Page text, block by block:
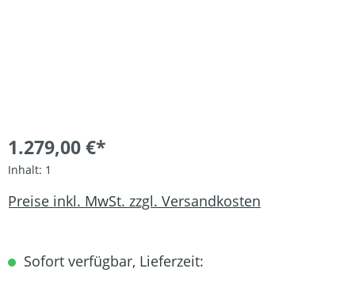
1.279,00 €*
Inhalt: 1
Preise inkl. MwSt. zzgl. Versandkosten
Sofort verfügbar, Lieferzeit: